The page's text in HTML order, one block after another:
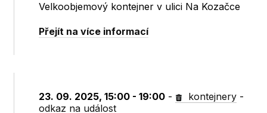
Velkoobjemový kontejner v ulici Na Kozačce
Přejít na více informací
23. 09. 2025, 15:00 - 19:00 - kontejnery -
odkaz na událost